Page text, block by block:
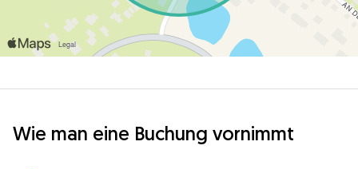
Wie man eine Buchung vornimmt